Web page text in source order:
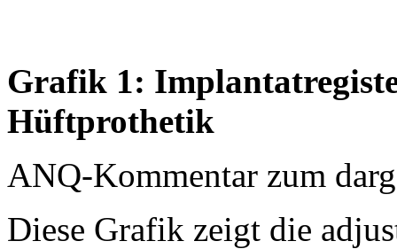
Grafik 1:
Hüftprothetik
ANQ-Kommentar zum
Diese Grafik zeigt die